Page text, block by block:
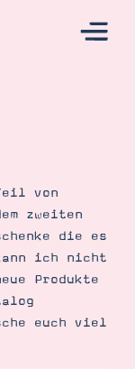
von
zweiten
die es
ich nicht
Produkte
euch viel